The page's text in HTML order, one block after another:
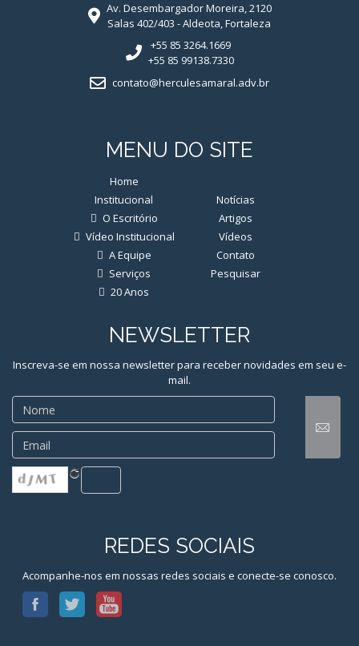
Av. Desembargador Moreira, 2120
Salas 402/403 - Aldeota, Fortaleza
+55 85 3264.1669
+55 85 99138.7330
contato@herculesamaral.adv.br
MENU DO SITE
Home
Institucional
O Escritório
Vídeo Institucional
A Equipe
Serviços
Notícias
Artigos
Vídeos
Contato
Pesquisar
NEWSLETTER
Inscreva-se em nossa newsletter para receber novidades em seu e-
mail.
REDES SOCIAIS
Acompanhe-nos em nossas redes sociais e conecte-se conosco.